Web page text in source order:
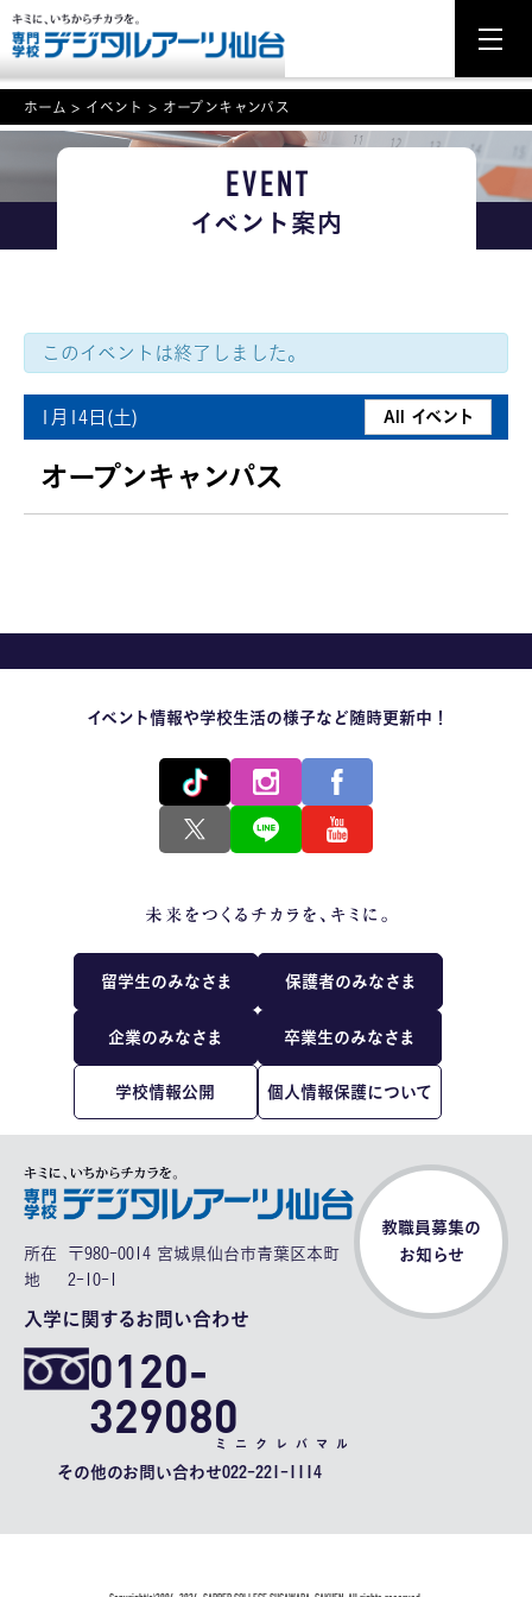
学科・専攻案内
学校案内
就職・資格
イベント案内
学びの環境
留学生のみなさま
企業のみなさま
お問い合わせ
サイトマップ
ホーム > イベント > オープンキャンパス
EVENT
イベント案内
このイベントは終了しました。
1月14日(土) All イベント
オープンキャンパス
イベント情報や学校生活の様子など随時更新中！
留学生のみなさま 保護者のみなさま
企業のみなさま 卒業生のみなさま
学校情報公開 個人情報保護について
所在
地
〒980-0014 宮城県仙台市青葉区本町
2-10-1
入学に関するお問い合わせ
0120-
329080
ミニクレバマル
その他のお問い合わせ022-221-1114
教職員募集の
お知らせ